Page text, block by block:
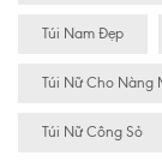
Túi Nam Đẹp
Túi Nữ Cho Nàng
Túi Nữ Công Sỏ